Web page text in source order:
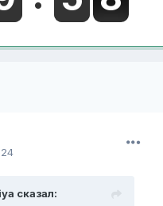
сказал: